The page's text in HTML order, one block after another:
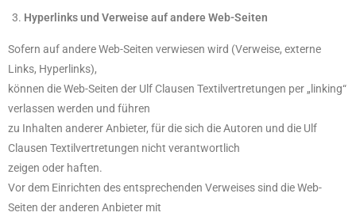
Hyperlinks und Verweise auf andere Web-Seiten
Sofern auf andere Web-Seiten verwiesen wird (Verweise, externe
Links, Hyperlinks),
können die Web-Seiten der Ulf Clausen Textilvertretungen per „linking“
verlassen werden und führen
zu Inhalten anderer Anbieter, für die sich die Autoren und die Ulf
Clausen Textilvertretungen nicht verantwortlich
zeigen oder haften.
Vor dem Einrichten des entsprechenden Verweises sind die Web-
Seiten der anderen Anbieter mit